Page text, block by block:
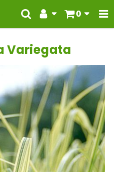
0
Variegata